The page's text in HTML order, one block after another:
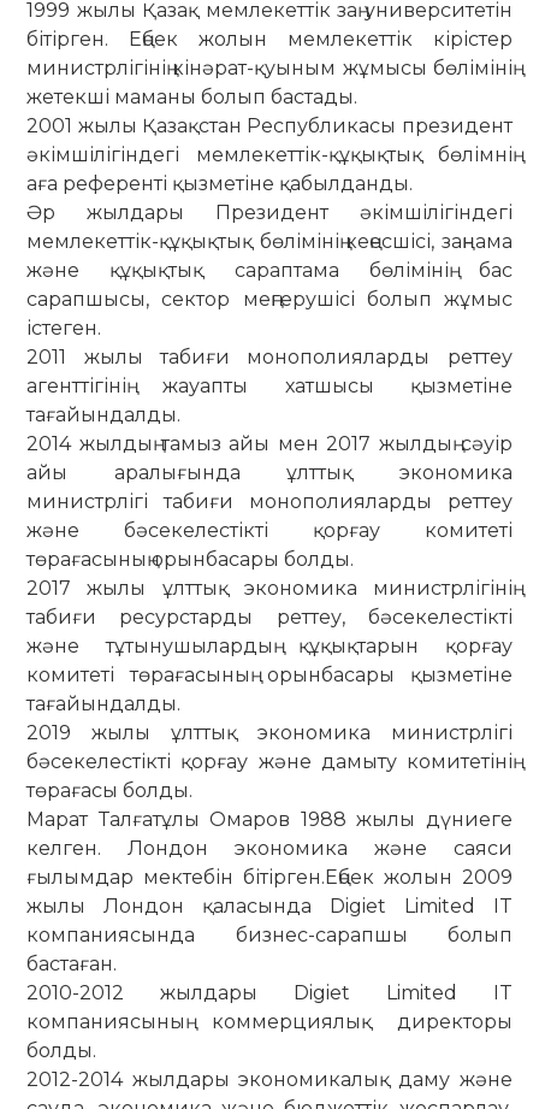
1999 жылы Қазақ мемлекеттік заң университетін
бітірген. Еңбек жолын мемлекеттік кірістер
министрлігінің кінәрат-қуыным жұмысы бөлімінің
жетекші маманы болып бастады.
2001 жылы Қазақстан Республикасы президент
әкімшілігіндегі мемлекеттік-құқықтық бөлімнің
аға референті қызметіне қабылданды.
Әр жылдары Президент әкімшілігіндегі
мемлекеттік-құқықтық бөлімінің кеңесшісі, заңнама
және құқықтық сараптама бөлімінің бас
сарапшысы, сектор меңгерушісі болып жұмыс
істеген.
2011 жылы табиғи монополияларды реттеу
агенттігінің жауапты хатшысы қызметіне
тағайындалды.
2014 жылдың тамыз айы мен 2017 жылдың сәуір
айы аралығында ұлттық экономика
министрлігі табиғи монополияларды реттеу
және бәсекелестікті қорғау комитеті
төрағасының орынбасары болды.
2017 жылы ұлттық экономика министрлігінің
табиғи ресурстарды реттеу, бәсекелестікті
және тұтынушылардың құқықтарын қорғау
комитеті төрағасының орынбасары қызметіне
тағайындалды.
2019 жылы ұлттық экономика министрлігі
бәсекелестікті қорғау және дамыту комитетінің
төрағасы болды.
Марат Талғатұлы Омаров 1988 жылы дүниеге
келген. Лондон экономика және саяси
ғылымдар мектебін бітірген.Еңбек жолын 2009
жылы Лондон қаласында Digiet Limited IT
компаниясында бизнес-сарапшы болып
бастаған.
2010-2012 жылдары Digiet Limited IT
компаниясының коммерциялық директоры
болды.
2012-2014 жылдары экономикалық даму және